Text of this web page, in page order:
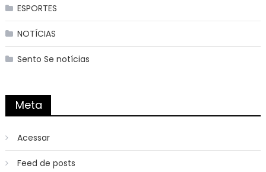
ESPORTES
NOTÍCIAS
Sento Se notícias
Meta
Acessar
Feed de posts